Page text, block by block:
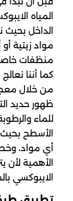
المياه
الداخل بحيث
مواد زيتية
منظفات خاصة
كما أننا
من خلال
ظهور حديد
للماء
الأسطح
أي مواد،
الأهمية لأن
الايبوكسي